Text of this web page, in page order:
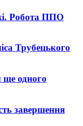
Робота ППО
Трубецького
ще одного
завершення